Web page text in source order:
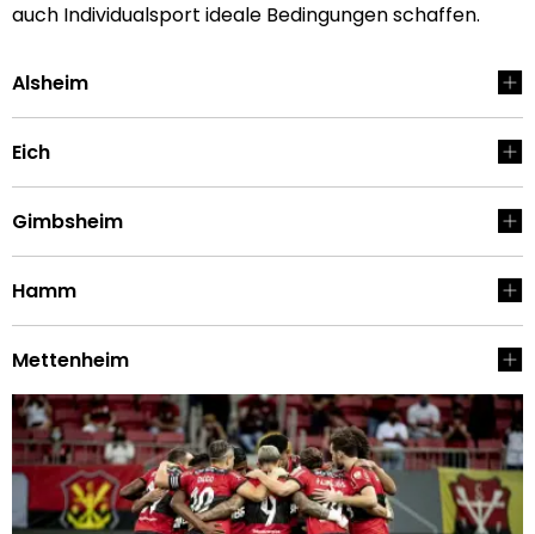
auch Individualsport ideale Bedingungen schaffen.
Alsheim
Eich
Gimbsheim
Hamm
Mettenheim